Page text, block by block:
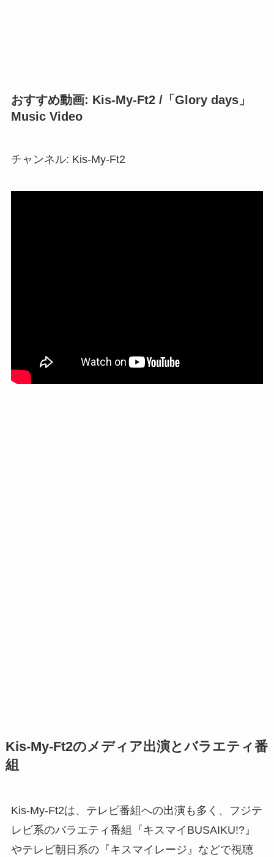
おすすめ動画: Kis-My-Ft2 /「Glory days」
Music Video
チャンネル: Kis-My-Ft2
Kis-My-Ft2のメディア出演とバラエティ番
組
Kis-My-Ft2は、テレビ番組への出演も多く、フジテ
レビ系のバラエティ番組『キスマイBUSAIKU!?』
やテレビ朝日系の『キスマイレージ』などで視聴